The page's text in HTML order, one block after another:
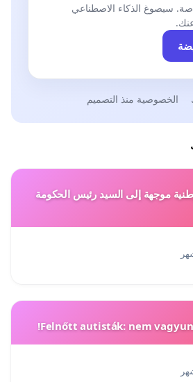
سيصوغ الذكاء الاصطناعي
الخصوصية منذ التصميم
موجهة إلى السيد رئيس الحكومة
Felnőtt autisták: nem